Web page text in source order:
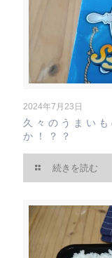
2024年7月23日
久々のうまい
か！？？
続きを読む